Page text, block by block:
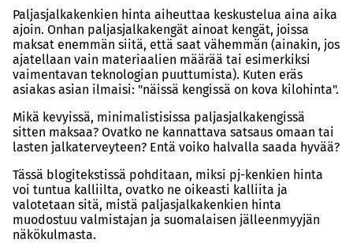
Paljasjalkakenkien hinta aiheuttaa keskustelua aina aika
ajoin. Onhan paljasjalkakengät ainoat kengät, joissa
maksat enemmän siitä, että saat vähemmän (ainakin, jos
ajatellaan vain materiaalien määrää tai esimerkiksi
vaimentavan teknologian puuttumista). Kuten eräs
asiakas asian ilmaisi: "näissä kengissä on kova kilohinta".
Mikä kevyissä, minimalistisissa paljasjalkakengissä
sitten maksaa? Ovatko ne kannattava satsaus omaan tai
lasten jalkaterveyteen? Entä voiko halvalla saada hyvää?
Tässä blogitekstissä pohditaan, miksi pj-kenkien hinta
voi tuntua kalliilta, ovatko ne oikeasti kalliita ja
valotetaan sitä, mistä paljasjalkakenkien hinta
muodostuu valmistajan ja suomalaisen jälleenmyyjän
näkökulmasta.